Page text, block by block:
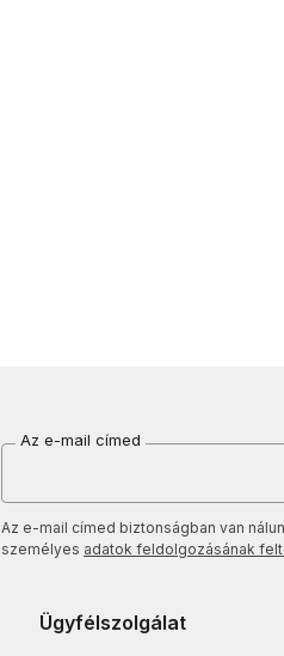
Az e-mail címed
Az e-mail címed biztonságban van
személyes adatok feldolgozásának
Ügyfélszolgálat